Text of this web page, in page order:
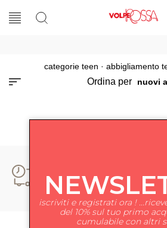
categorie teen · abbigliamento
Ordina per
iscriviti e registrati ora !
del 10% sul tuo primo
cumulabile con altri